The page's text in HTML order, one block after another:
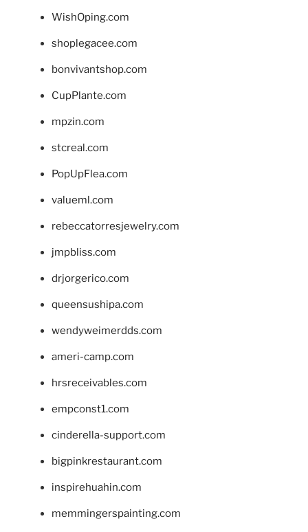
WishOping.com
shoplegacee.com
bonvivantshop.com
CupPlante.com
mpzin.com
stcreal.com
PopUpFlea.com
valueml.com
rebeccatorresjewelry.com
jmpbliss.com
drjorgerico.com
queensushipa.com
wendyweimerdds.com
ameri-camp.com
hrsreceivables.com
empconst1.com
cinderella-support.com
bigpinkrestaurant.com
inspirehuahin.com
memmingerspainting.com